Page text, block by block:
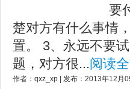
要
楚对方有什么事情
置。 3、永远不要
题，对方很...阅读
作者：qxz_xp | 发布：2013年12月